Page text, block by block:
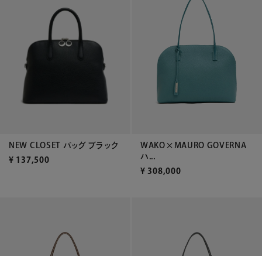
NEW CLOSET バッグ ブラック
¥ 137,500
WAKO×MAURO GOVERNA
ハ...
¥ 308,000